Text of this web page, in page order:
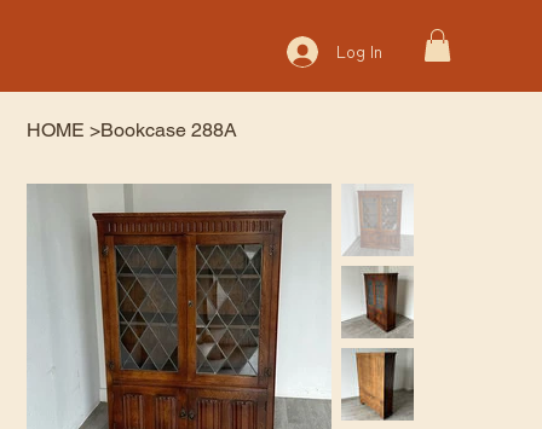
Log In
HOME >Bookcase 288A